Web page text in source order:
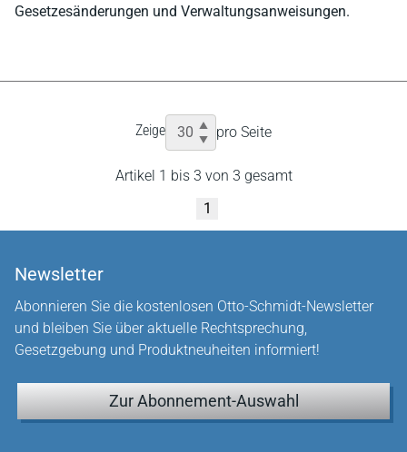
Gesetzesänderungen und Verwaltungsanweisungen.
Zeige pro Seite
Artikel 1 bis 3 von 3 gesamt
1
Newsletter
Abonnieren Sie die kostenlosen Otto-Schmidt-Newsletter
und bleiben Sie über aktuelle Rechtsprechung,
Gesetzgebung und Produktneuheiten informiert!
Zur Abonnement-Auswahl